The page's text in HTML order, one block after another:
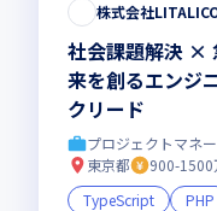
株式会社
社会課題解決 ×
来を創るエンジ
クリード
プロジェクトマネ
東京都
900-1500
TypeScript
PHP